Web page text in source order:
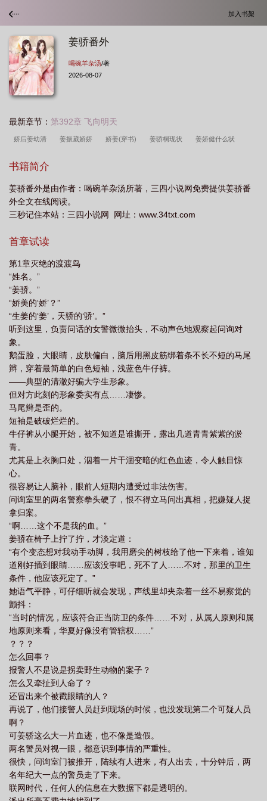
加入书架
姜骄番外
喝碗羊杂汤/著
2026-08-07
最新章节： 第392章 飞向明天
娇后姜幼清 姜振葳娇娇 娇姜(穿书) 姜骄桐现状 姜娇健什么状
书籍简介
姜骄番外是由作者：喝碗羊杂汤所著，三四小说网免费提供姜骄番
外全文在线阅读。
三秒记住本站：三四小说网 网址：www.34txt.com
首章试读
第1章灭绝的渡渡鸟
“姓名。”
“姜骄。”
“娇美的‘娇’？”
“生姜的‘姜’，天骄的‘骄’。”
听到这里，负责问话的女警微微抬头，不动声色地观察起问询对
象。
鹅蛋脸，大眼睛，皮肤偏白，脑后用黑皮筋绑着条不长不短的马尾
辫，穿着最简单的白色短袖，浅蓝色牛仔裤。
——典型的清澈好骗大学生形象。
但对方此刻的形象委实有点……凄惨。
马尾辫是歪的。
短袖是破破烂烂的。
牛仔裤从小腿开始，被不知道是谁撕开，露出几道青青紫紫的淤
青。
尤其是上衣胸口处，泅着一片干涸变暗的红色血迹，令人触目惊
心。
很容易让人脑补，眼前人短期内遭受过非法伤害。
问询室里的两名警察拳头硬了，恨不得立马问出真相，把嫌疑人捉
拿归案。
“啊……这个不是我的血。”
姜骄在椅子上拧了拧，才淡定道：
“有个变态想对我动手动脚，我用磨尖的树枝给了他一下来着，谁知
道刚好插到眼睛……应该没事吧，死不了人……不对，那里的卫生
条件，他应该死定了。”
她语气平静，可仔细听就会发现，声线里却夹杂着一丝不易察觉的
颤抖：
“当时的情况，应该符合正当防卫的条件……不对，从属人原则和属
地原则来看，华夏好像没有管辖权……”
？？？
怎么回事？
报警人不是说是拐卖野生动物的案子？
怎么又牵扯到人命了？
还冒出来个被戳眼睛的人？
再说了，他们接警人员赶到现场的时候，也没发现第二个可疑人员
啊？
可姜骄这么大一片血迹，也不像是造假。
两名警员对视一眼，都意识到事情的严重性。
很快，问询室门被推开，陆续有人进来，有人出去，十分钟后，两
名年纪大一点的警员走了下来。
联网时代，任何人的信息在大数据下都是透明的。